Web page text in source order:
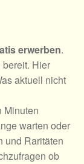
erwerben.
Hier
aktuell nicht
Minuten
warten oder
und Raritäten
ob